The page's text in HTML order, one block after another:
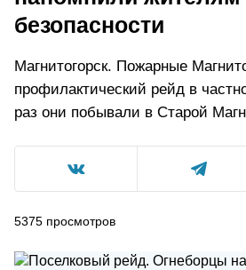
безопасности
Магнитогорск. Пожарные
профилактический рейд в
раз они побывали в Старой
5375 просмотров